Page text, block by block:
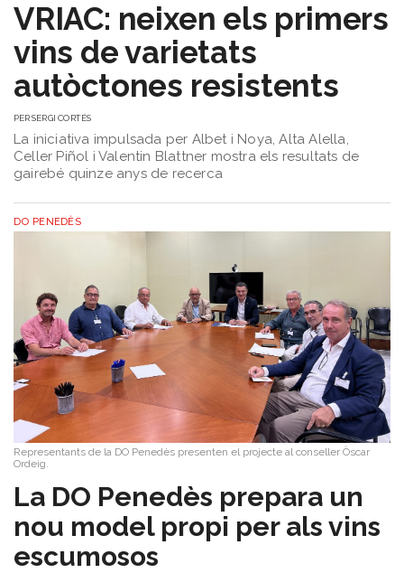
VRIAC: neixen els primers
vins de varietats
autòctones resistents
PERSERGI CORTÉS
La iniciativa impulsada per Albet i Noya, Alta Alella,
Celler Piñol i Valentin Blattner mostra els resultats de
gairebé quinze anys de recerca
DO PENEDÈS
Representants de la DO Penedès presenten el projecte al conseller Òscar
Ordeig.
​La DO Penedès prepara un
nou model propi per als vins
escumosos